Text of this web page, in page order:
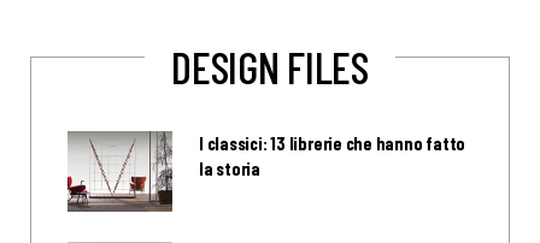
DESIGN FILES
I classici: 13 librerie che hanno fatto
la storia